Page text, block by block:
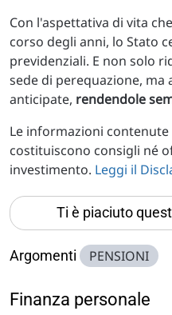
Con l'aspettativa di vita
corso degli anni, lo Stato
previdenziali. E non solo
sede di perequazione,
anticipate, rendendole
Le informazioni
costituiscono consigli né
investimento. Leggi il
Ti è piaciuto
Argomenti PENSIONI
Finanza personale